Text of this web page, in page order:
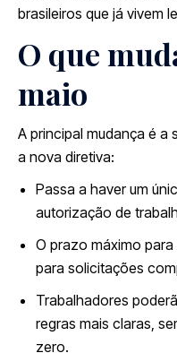
brasileiros que já vivem
O que
maio
A principal mudança é a
a nova diretiva:
Passa a haver um
autorização de
O prazo máximo
para solicitações
Trabalhadores
regras mais claras,
zero.